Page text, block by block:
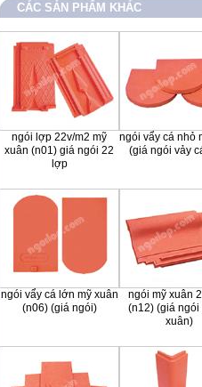
CÁC SẢN PHẨM KHÁC
ngói lợp 22v/m2 mỹ
xuân (n01) giá ngói 22
lợp
ngói vẩy cá nhỏ
(giá ngói vảy
ngói vẩy cá lớn mỹ xuân
(n06) (giá ngói)
ngói mỹ xuân
(n12) (giá ngói
xuân)